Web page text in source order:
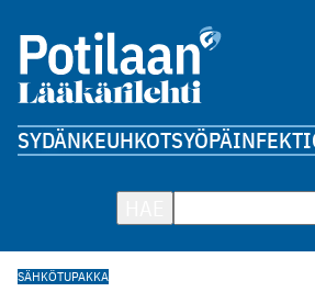
SYDÄNKEUHKOTSYÖPÄ
SÄHKÖTUPAKKA